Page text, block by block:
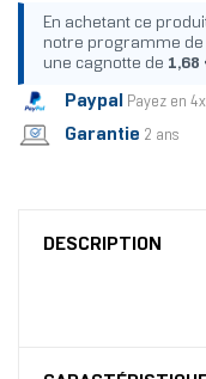
En achetant ce
notre programme de
une cagnotte de 1,68
Paypal Payez en
Garantie 2 ans
DESCRIPTION